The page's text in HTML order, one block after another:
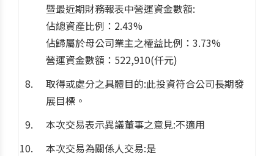
暨最近期財務報表中營運資金數額:
佔總資產比例：2.43%
佔歸屬於母公司業主之權益比例：3.73%
營運資金數額：522,910(仟元)
取得或處分之具體目的:此投資符合公司長期發
展目標。
本次交易表示異議董事之意見:不適用
本次交易為關係人交易:是